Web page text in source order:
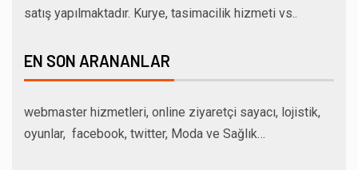
satış yapılmaktadır. Kurye, tasimacilik hizmeti vs..
EN SON ARANANLAR
webmaster hizmetleri, online ziyaretçi sayacı, lojistik,
oyunlar, facebook, twitter, Moda ve Sağlık…